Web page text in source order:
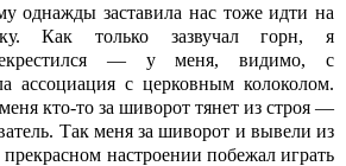
однажды заставила нас тоже идти на
Как только зазвучал горн, я
— у меня, видимо, с
ассоциация с церковным колоколом.
кто-то за шиворот тянет из строя —
Так меня за шиворот и вывели из
настроении побежал играть